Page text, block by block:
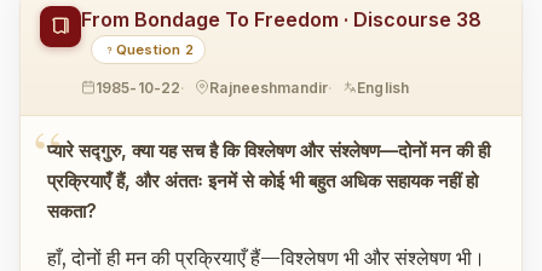
From Bondage To Freedom · Discourse 38
Question 2
1985-10-22 Rajneeshmandir English
प्यारे सद्गुरु, क्या यह सच है कि विश्लेषण और संश्लेषण—दोनों मन की ही
प्रक्रियाएँ हैं, और अंततः इनमें से कोई भी बहुत अधिक सहायक नहीं हो
सकता?
हाँ, दोनों ही मन की प्रक्रियाएँ हैं—विश्लेषण भी और संश्लेषण भी।